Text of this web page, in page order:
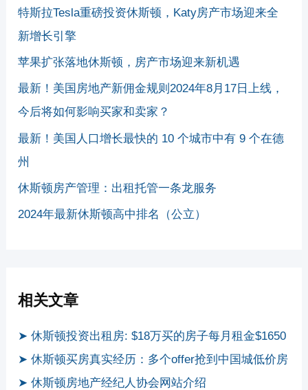
特斯拉Tesla重磅投资休斯顿，Katy房产市场迎来全
新增长引擎
苹果扩张落地休斯顿，房产市场迎来新机遇
最新！美国房地产新佣金规则2024年8月17日上线，
今后将如何影响买家和卖家？
最新！美国人口增长最快的 10 个城市中有 9 个在德
州
休斯顿房产管理：出租托管一条龙服务
2024年最新休斯顿高中排名（公立）
相关文章
➤ 休斯顿投资出租房: $18万买的房子每月租金$1650
➤ 休斯顿买房真实经历：多个offer抢到中国城低价房
➤ 休斯顿房地产经纪人协会网站介绍